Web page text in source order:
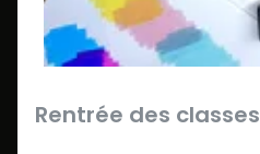
Rentrée des classes